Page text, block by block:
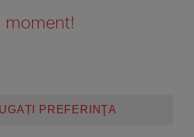
moment!
PREFERINŢA